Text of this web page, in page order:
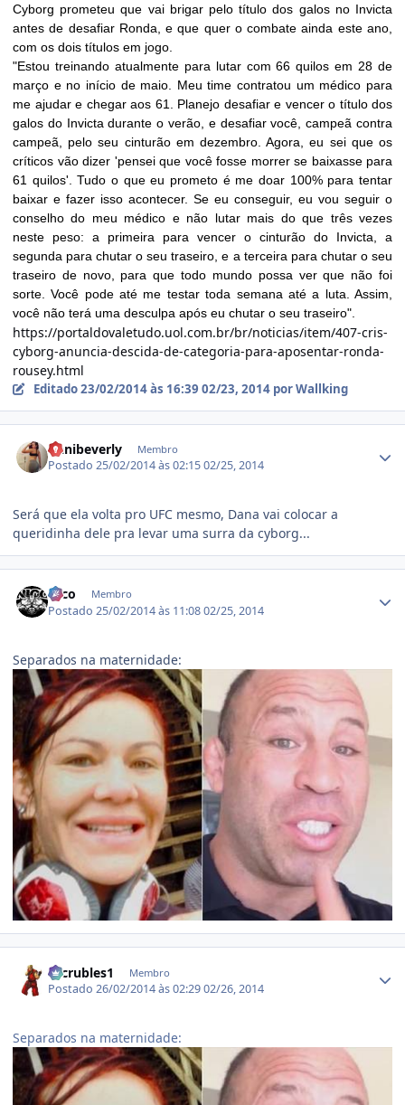
Cyborg prometeu que vai brigar pelo título dos galos no Invicta
antes de desafiar Ronda, e que quer o combate ainda este ano,
com os dois títulos em jogo.
"Estou treinando atualmente para lutar com 66 quilos em 28 de
março e no início de maio. Meu time contratou um médico para
me ajudar e chegar aos 61. Planejo desafiar e vencer o título dos
galos do Invicta durante o verão, e desafiar você, campeã contra
campeã, pelo seu cinturão em dezembro. Agora, eu sei que os
críticos vão dizer 'pensei que você fosse morrer se baixasse para
61 quilos'. Tudo o que eu prometo é me doar 100% para tentar
baixar e fazer isso acontecer. Se eu conseguir, eu vou seguir o
conselho do meu médico e não lutar mais do que três vezes
neste peso: a primeira para vencer o cinturão do Invicta, a
segunda para chutar o seu traseiro, e a terceira para chutar o seu
traseiro de novo, para que todo mundo possa ver que não foi
sorte. Você pode até me testar toda semana até a luta. Assim,
você não terá uma desculpa após eu chutar o seu traseiro".
https://portaldovaletudo.uol.com.br/br/noticias/item/407-cris-
cyborg-anuncia-descida-de-categoria-para-aposentar-ronda-
rousey.html
Editado23/02/2014 às 16:39 02/23, 2014 por Wallking
Danibeverly Membro
Postado25/02/2014 às 02:1502/25, 2014
Será que ela volta pro UFC mesmo, Dana vai colocar a
queridinha dele pra levar uma surra da cyborg...
Nico Membro
Postado25/02/2014 às 11:0802/25, 2014
Separados na maternidade:
escrubles1 Membro
Postado26/02/2014 às 02:2902/26, 2014
Separados na maternidade: